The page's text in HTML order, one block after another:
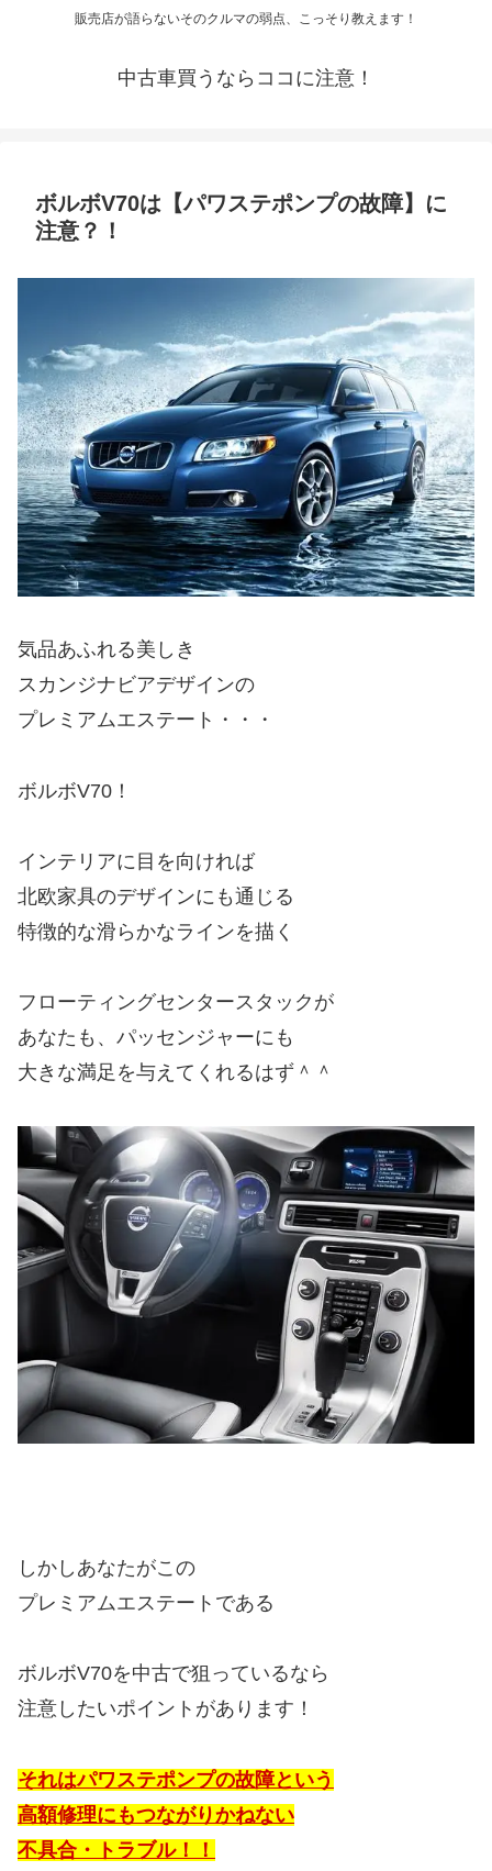
販売店が語らないそのクルマの弱点、こっそり教えます！
中古車買うならココに注意！
ボルボV70は【パワステポンプの故障】に
注意？！
気品あふれる美しき
スカンジナビアデザインの
プレミアムエステート・・・
ボルボV70！
インテリアに目を向ければ
北欧家具のデザインにも通じる
特徴的な滑らかなラインを描く
フローティングセンタースタックが
あなたも、パッセンジャーにも
大きな満足を与えてくれるはず＾＾
しかしあなたがこの
プレミアムエステートである
ボルボV70を中古で狙っているなら
注意したいポイントがあります！
それはパワステポンプの故障という
高額修理にもつながりかねない
不具合・トラブル！！